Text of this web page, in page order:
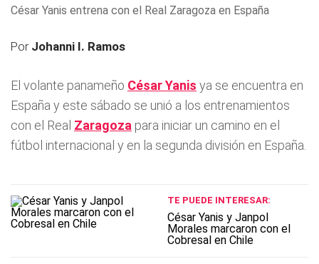
César Yanis entrena con el Real Zaragoza en España
Por Johanni I. Ramos
El volante panameño César Yanis ya se encuentra en
España y este sábado se unió a los entrenamientos
con el Real Zaragoza para iniciar un camino en el
fútbol internacional y en la segunda división en España.
TE PUEDE INTERESAR:
César Yanis y Janpol
Morales marcaron con el
Cobresal en Chile